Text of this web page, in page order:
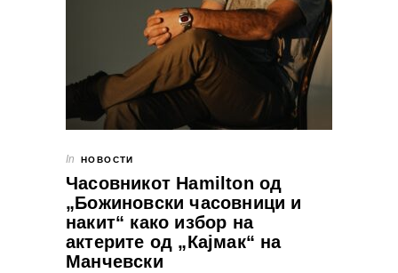
In НОВОСТИ
Часовникот Hamilton од
„Божиновски часовници и
накит“ како избор на
актерите од „Кајмак“ на
Манчевски